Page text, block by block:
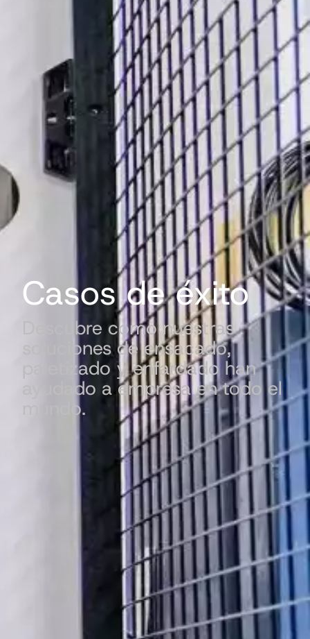
Casos de éxito
Descubre como nuestras
soluciones de ensacado,
paletizado y enfardado han
ayudado a empresa en todo el
mundo.